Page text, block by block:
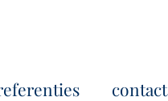
contact